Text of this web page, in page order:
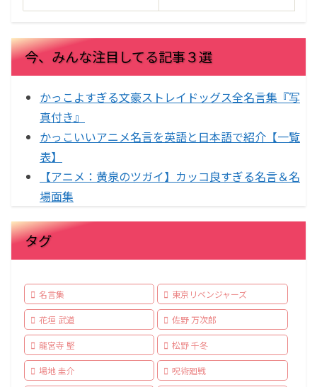
今、みんな注目してる記事３選
かっこよすぎる文豪ストレイドッグス全名言集『写
真付き』
かっこいいアニメ名言を英語と日本語で紹介【一覧
表】
【アニメ：黄泉のツガイ】カッコ良すぎる名言＆名
場面集
タグ
名言集 東京リベンジャーズ
花垣 武道 佐野 万次郎
龍宮寺 堅 松野 千冬
場地 圭介 呪術廻戦